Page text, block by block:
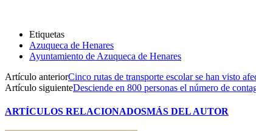
Etiquetas
Azuqueca de Henares
Ayuntamiento de Azuqueca de Henares
Artículo anteriorCinco rutas de transporte escolar se han visto
Artículo siguienteDesciende en 800 personas el número de
ARTÍCULOS RELACIONADOSMÁS DEL AUTOR